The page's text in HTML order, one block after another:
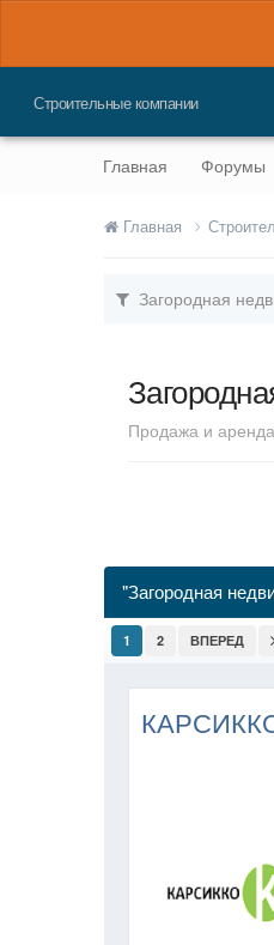
Строительные компании
Главная Форумы
Главная
Загородная
Продажа и
"Загородная
1 2 ВПЕРЕД